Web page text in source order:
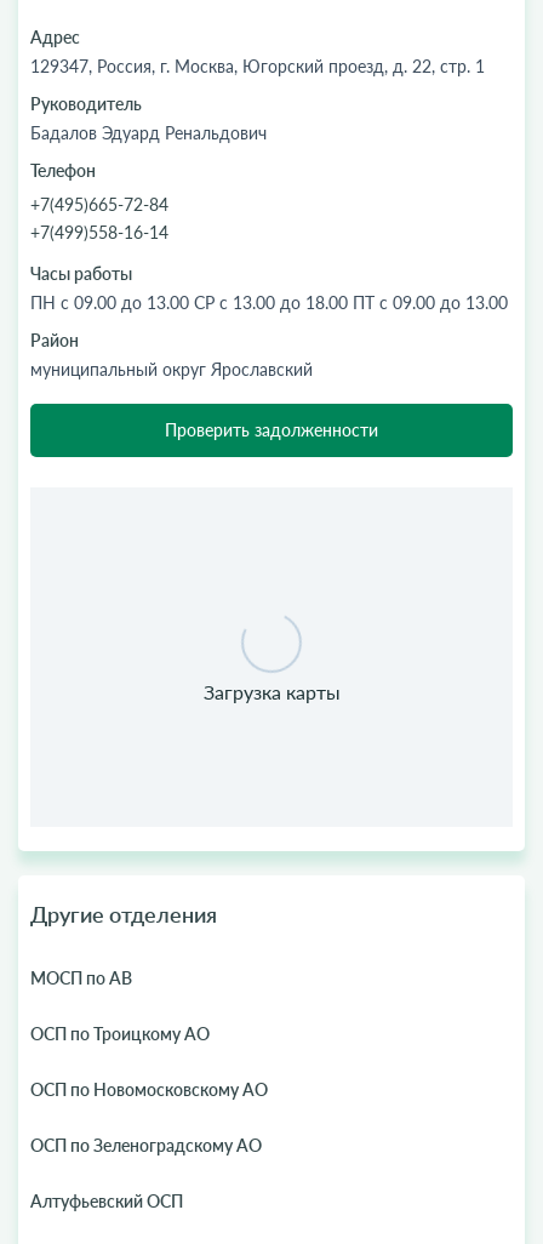
Адрес
129347, Россия, г. Москва, Югорский проезд, д. 22, стр. 1
Руководитель
Бадалов Эдуард Ренальдович
Телефон
+7(495)665-72-84
+7(499)558-16-14
Часы работы
ПН с 09.00 до 13.00 СР с 13.00 до 18.00 ПТ с 09.00 до 13.00
Район
муниципальный округ Ярославский
Проверить задолженности
Другие отделения
МОСП по АВ
ОСП по Троицкому АО
ОСП по Новомосковскому АО
ОСП по Зеленоградскому АО
Алтуфьевский ОСП